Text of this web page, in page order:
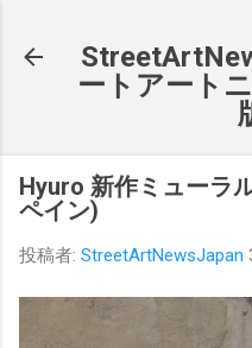
ートアート
Hyuro 新作ミューラ
ペイン)
投稿者: StreetArtNewsJapan